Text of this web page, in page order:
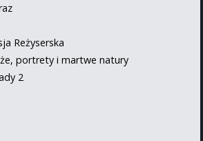
Reżyserska
portrety i martwe natury
2